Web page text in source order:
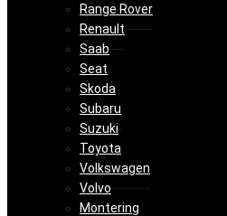
Range Rover
Renault
Saab
Seat
Skoda
Subaru
Suzuki
Toyota
Volkswagen
Volvo
Montering